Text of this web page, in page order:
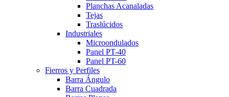
Planchas Acanaladas
Tejas
Traslúcidos
Industriales
Microondulados
Panel PT-40
Panel PT-60
Fierros y Perfiles
Barra Ángulo
Barra Cuadrada